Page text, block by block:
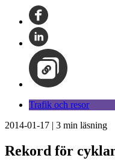
Trafik och resor
2014-01-17 | 3 min läsning
Rekord för